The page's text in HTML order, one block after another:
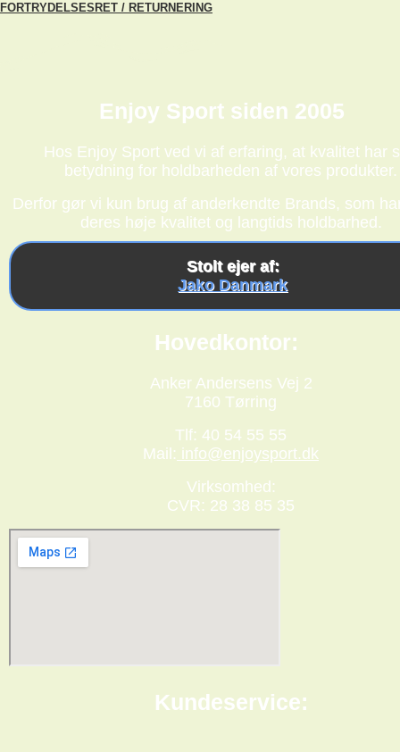
FORTRYDELSESRET / RETURNERING
Enjoy Sport siden 2005
Hos Enjoy Sport ved vi af erfaring, at kvalitet har
betydning for holdbarheden af vores produkter.
Derfor gør vi kun brug af anderkendte Brands, som
deres høje kvalitet og langtids holdbarhed.
Stolt ejer af:
Jako Danmark
Hovedkontor:
Anker Andersens Vej 2
7160 Tørring
Tlf: 40 54 55 55
Mail: info@enjoysport.dk
Virksomhed:
CVR: 28 38 85 35
Kundeservice: